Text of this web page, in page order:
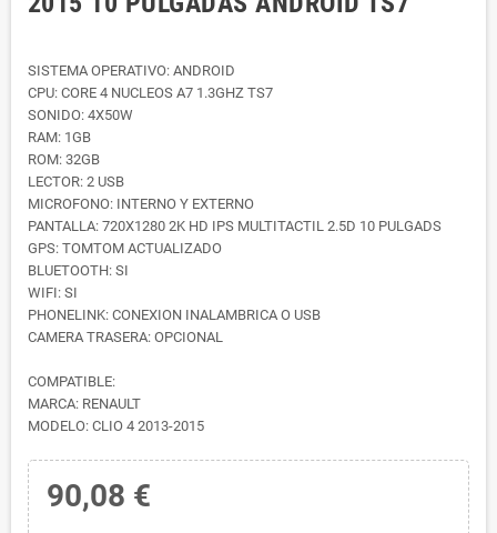
SISTEMA OPERATIVO: ANDROID
CPU: CORE 4 NUCLEOS A7 1.3GHZ TS7
SONIDO: 4X50W
RAM: 1GB
ROM: 32GB
LECTOR: 2 USB
MICROFONO: INTERNO Y EXTERNO
PANTALLA: 720X1280 2K HD IPS MULTITACTIL 2.5D 10 PULGADS
GPS: TOMTOM ACTUALIZADO
BLUETOOTH: SI
WIFI: SI
PHONELINK: CONEXION INALAMBRICA O USB
CAMERA TRASERA: OPCIONAL
COMPATIBLE:
MARCA: RENAULT
MODELO: CLIO 4 2013-2015
90,08 €